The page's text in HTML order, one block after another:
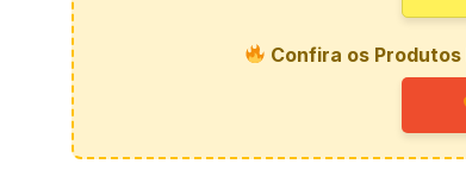
Confira os